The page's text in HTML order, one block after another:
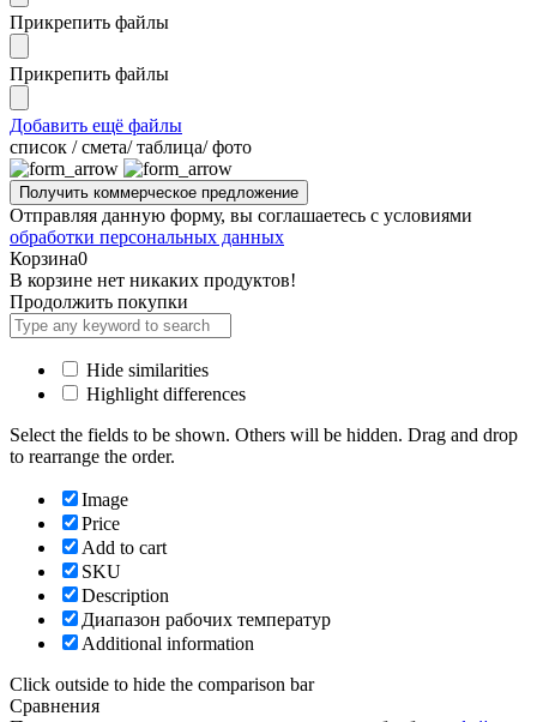
Прикрепить файлы
Прикрепить файлы
Добавить ещё файлы
cписок / смета/ таблица/ фото
Отправляя данную форму, вы соглашаетесь с условиями
обработки персональных данных
Корзина0
В корзине нет никаких продуктов!
Продолжить покупки
Hide similarities
Highlight differences
Select the fields to be shown. Others will be hidden. Drag and drop
to rearrange the order.
Image
Price
Add to cart
SKU
Description
Диапазон рабочих температур
Additional information
Click outside to hide the comparison bar
Сравнения